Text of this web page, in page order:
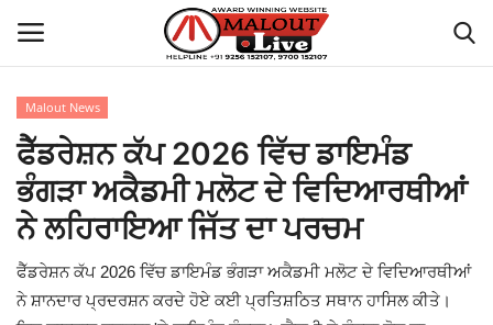
Home
How to Reach Malout
Malout News
ਫੈੱਡਰੇਸ਼ਨ ਕੱਪ 2026 ਵਿੱਚ ਡਾਇਮੰਡ
ਭੰਗੜਾ ਅਕੈਡਮੀ ਮਲੋਟ ਦੇ ਵਿਦਿਆਰਥੀਆਂ
ਨੇ ਲਹਿਰਾਇਆ ਜਿੱਤ ਦਾ ਪਰਚਮ
ਫੈੱਡਰੇਸ਼ਨ ਕੱਪ 2026 ਵਿੱਚ ਡਾਇਮੰਡ ਭੰਗੜਾ ਅਕੈਡਮੀ ਮਲੋਟ ਦੇ ਵਿਦਿਆਰਥੀਆਂ
ਨੇ ਸ਼ਾਨਦਾਰ ਪ੍ਰਦਰਸ਼ਨ ਕਰਦੇ ਹੋਏ ਕਈ ਪ੍ਰਤਿਸ਼ਠਿਤ ਸਥਾਨ ਹਾਸਿਲ ਕੀਤੇ।